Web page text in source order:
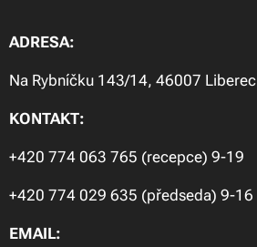
ADRESA:
Na Rybníčku 143/14, 46007 Liberec
KONTAKT:
+420 774 063 765 (recepce) 9-19
+420 774 029 635 (předseda) 9-16
EMAIL: